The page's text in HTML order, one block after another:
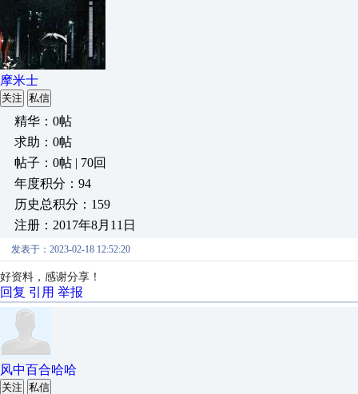
摩米士
关注 私信
精华：0帖
求助：0帖
帖子：0帖 | 70回
年度积分：94
历史总积分：159
注册：2017年8月11日
发表于：2023-02-18 12:52:20
好资料，感谢分享！
回复 引用 举报
风中百合哈哈
关注 私信